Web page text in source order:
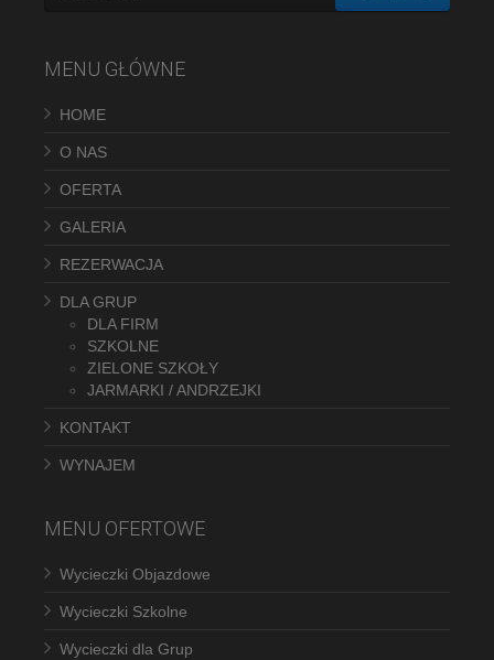
MENU GŁÓWNE
HOME
O NAS
OFERTA
GALERIA
REZERWACJA
DLA GRUP
DLA FIRM
SZKOLNE
ZIELONE SZKOŁY
JARMARKI / ANDRZEJKI
KONTAKT
WYNAJEM
MENU OFERTOWE
Wycieczki Objazdowe
Wycieczki Szkolne
Wycieczki dla Grup